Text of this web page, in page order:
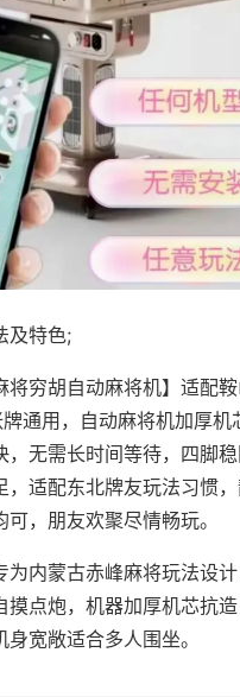
及特色;
将穷胡自动麻将机】适配
通用，自动麻将机加厚机
，无需长时间等待，四脚
，适配东北牌友玩法习惯
，朋友欢聚尽情畅玩。
为内蒙古赤峰麻将玩法设
摸点炮，机器加厚机芯抗
宽敞适合多人围坐。